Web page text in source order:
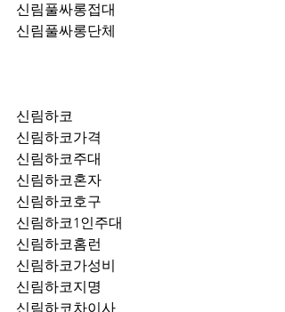
신림풀싸롱접대
신림풀싸롱단체
신림하코
신림하코가격
신림하코주대
신림하코혼자
신림하코호구
신림하코1인주대
신림하코홈런
신림하코가성비
신림하코지명
신림하코차이사